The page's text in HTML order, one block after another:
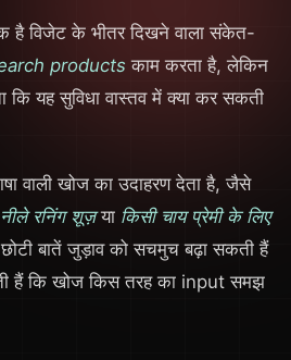
है विजेट के भीतर दिखने वाला संकेत-
products काम करता है, लेकिन
कि यह सुविधा वास्तव में क्या कर सकती
वाली खोज का उदाहरण देता है, जैसे
रनिंग शूज़या किसी चाय प्रेमी के लिए
बातें जुड़ाव को सचमुच बढ़ा सकती हैं
हैं कि खोज किस तरह का input समझ